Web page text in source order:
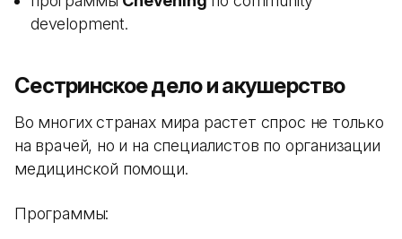
development.
Сестринское дело и акушерство
Во многих странах мира растет спрос не только
на врачей, но и на специалистов по организации
медицинской помощи.
Программы: